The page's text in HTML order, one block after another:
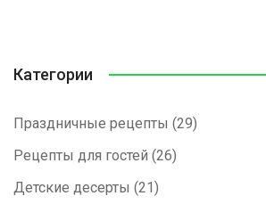
Категории
Праздничные рецепты (29)
Рецепты для гостей (26)
Детские десерты (21)